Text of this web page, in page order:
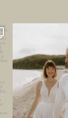
HABT IHR
212